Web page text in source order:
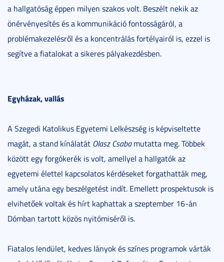
a hallgatóság éppen milyen szakos volt. Beszélt nekik az
önérvényesítés és a kommunikáció fontosságáról, a
problémakezelésről és a koncentrálás fortélyairól is, ezzel is
segítve a fiatalokat a sikeres pályakezdésben.
Egyházak, vallás
A Szegedi Katolikus Egyetemi Lelkészség is képviseltette
magát, a stand kínálatát Olasz Csabamutatta meg. Többek
között egy forgókerék is volt, amellyel a hallgatók az
egyetemi élettel kapcsolatos kérdéseket forgathatták meg,
amely utána egy beszélgetést indít. Emellett prospektusok is
elvihetőek voltak és hírt kaphattak a szeptember 16-án
Dómban tartott közös nyitómiséről is.
Fiatalos lendület, kedves lányok és színes programok várták